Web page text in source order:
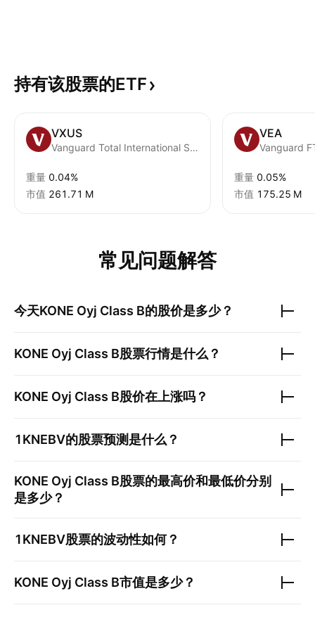
持有该股票的ETF
VXUS
Vanguard Total International Stock ETF
重量 0.04%
市值 ‪261.71 M‬
VEA
重量 0.05%
市值 ‪175.25 M‬
常见问题解答
今天KONE Oyj Class B的股价是多少？
KONE Oyj Class B股票行情是什么？
KONE Oyj Class B股价在上涨吗？
1KNEBV的股票预测是什么？
KONE Oyj Class B股票的最高价和最低价分别
是多少？
1KNEBV股票的波动性如何？
KONE Oyj Class B市值是多少？